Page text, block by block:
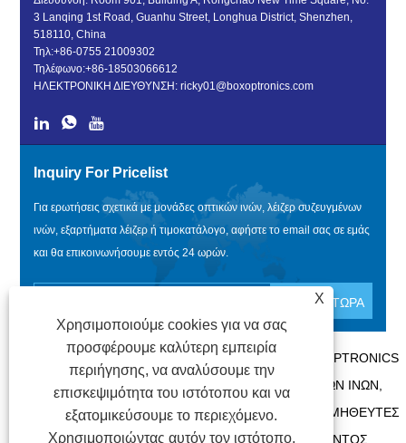
3 Lanqing 1st Road, Guanhu Street, Longhua District, Shenzhen,
518110, China
Τηλ:+86-0755 21009302
Τηλέφωνο:+86-18503066612
ΗΛΕΚΤΡΟΝΙΚΗ ΔΙΕΥΘΥΝΣΗ:ricky01@boxoptronics.com
Inquiry For Pricelist
Για ερωτήσεις σχετικά με μονάδες οπτικών ινών, λέιζερ συζευγμένων
ινών, εξαρτήματα λέιζερ ή τιμοκατάλογο, αφήστε το email σας σε εμάς
και θα επικοινωνήσουμε εντός 24 ωρών.
ΠΝΕΥΜΑΤΙΚΆ ΔΙΚΑΙΏΜΑΤΑ @ 2020 SHENZHEN BOX OPTRONICS
TECHNOLOGY CO., LTD. - ΚΊΝΑ ΜΟΝΆΔΕΣ ΟΠΤΙΚΏΝ ΙΝΏΝ,
ΚΑΤΑΣΚΕΥΑΣΤΈΣ ΛΈΙΖΕΡ ΣΥΖΕΥΓΜΈΝΩΝ ΙΝΏΝ, ΠΡΟΜΗΘΕΥΤΈΣ
ΕΞΑΡΤΗΜΆΤΩΝ ΛΈΙΖΕΡ ΜΕ ΤΗΝ ΕΠΙΦΎΛΑΞΗ ΠΑΝΤΌΣ
X
Χρησιμοποιούμε cookies για να σας
προσφέρουμε καλύτερη εμπειρία
περιήγησης, να αναλύσουμε την
επισκεψιμότητα του ιστότοπου και να
εξατομικεύσουμε το περιεχόμενο.
Χρησιμοποιώντας αυτόν τον ιστότοπο,